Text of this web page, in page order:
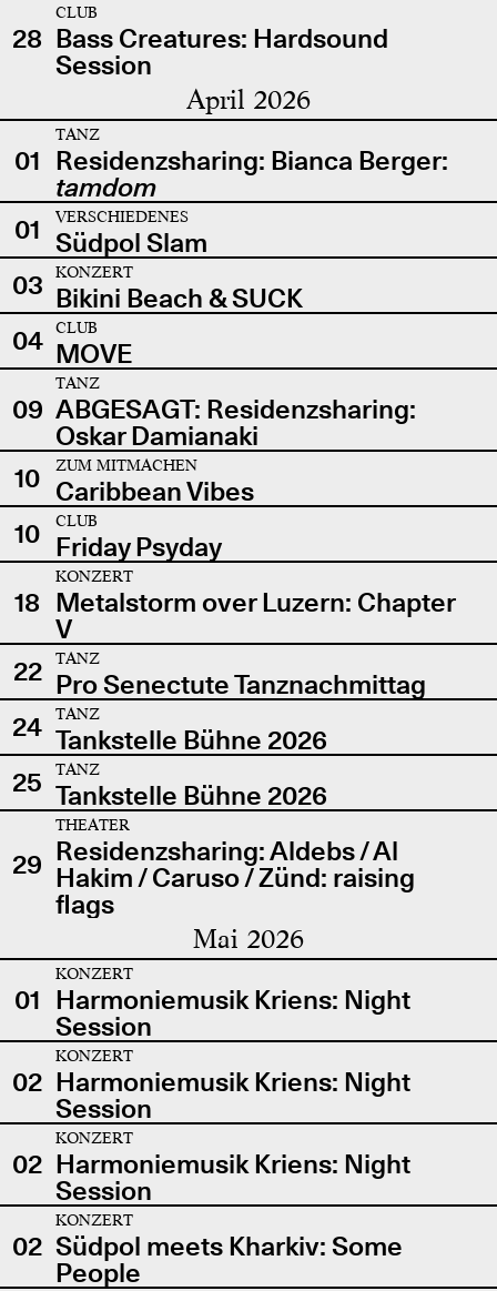
28
CLUB
Bass Creatures: Hardsound
Session
April 2026
01
TANZ
Residenzsharing: Bianca Berger:
tamdom
01
VERSCHIEDENES
Südpol Slam
03
KONZERT
Bikini Beach & SUCK
04
CLUB
MOVE
09
TANZ
ABGESAGT: Residenzsharing:
Oskar Damianaki
10
ZUM MITMACHEN
Caribbean Vibes
10
CLUB
Friday Psyday
18
KONZERT
Metalstorm over Luzern: Chapter
V
22
TANZ
Pro Senectute Tanznachmittag
24
TANZ
Tankstelle Bühne 2026
25
TANZ
Tankstelle Bühne 2026
29
THEATER
Residenzsharing: Aldebs / Al
Hakim / Caruso / Zünd: raising
flags
Mai 2026
01
KONZERT
Harmoniemusik Kriens: Night
Session
02
KONZERT
Harmoniemusik Kriens: Night
Session
02
KONZERT
Harmoniemusik Kriens: Night
Session
02
KONZERT
Südpol meets Kharkiv: Some
People